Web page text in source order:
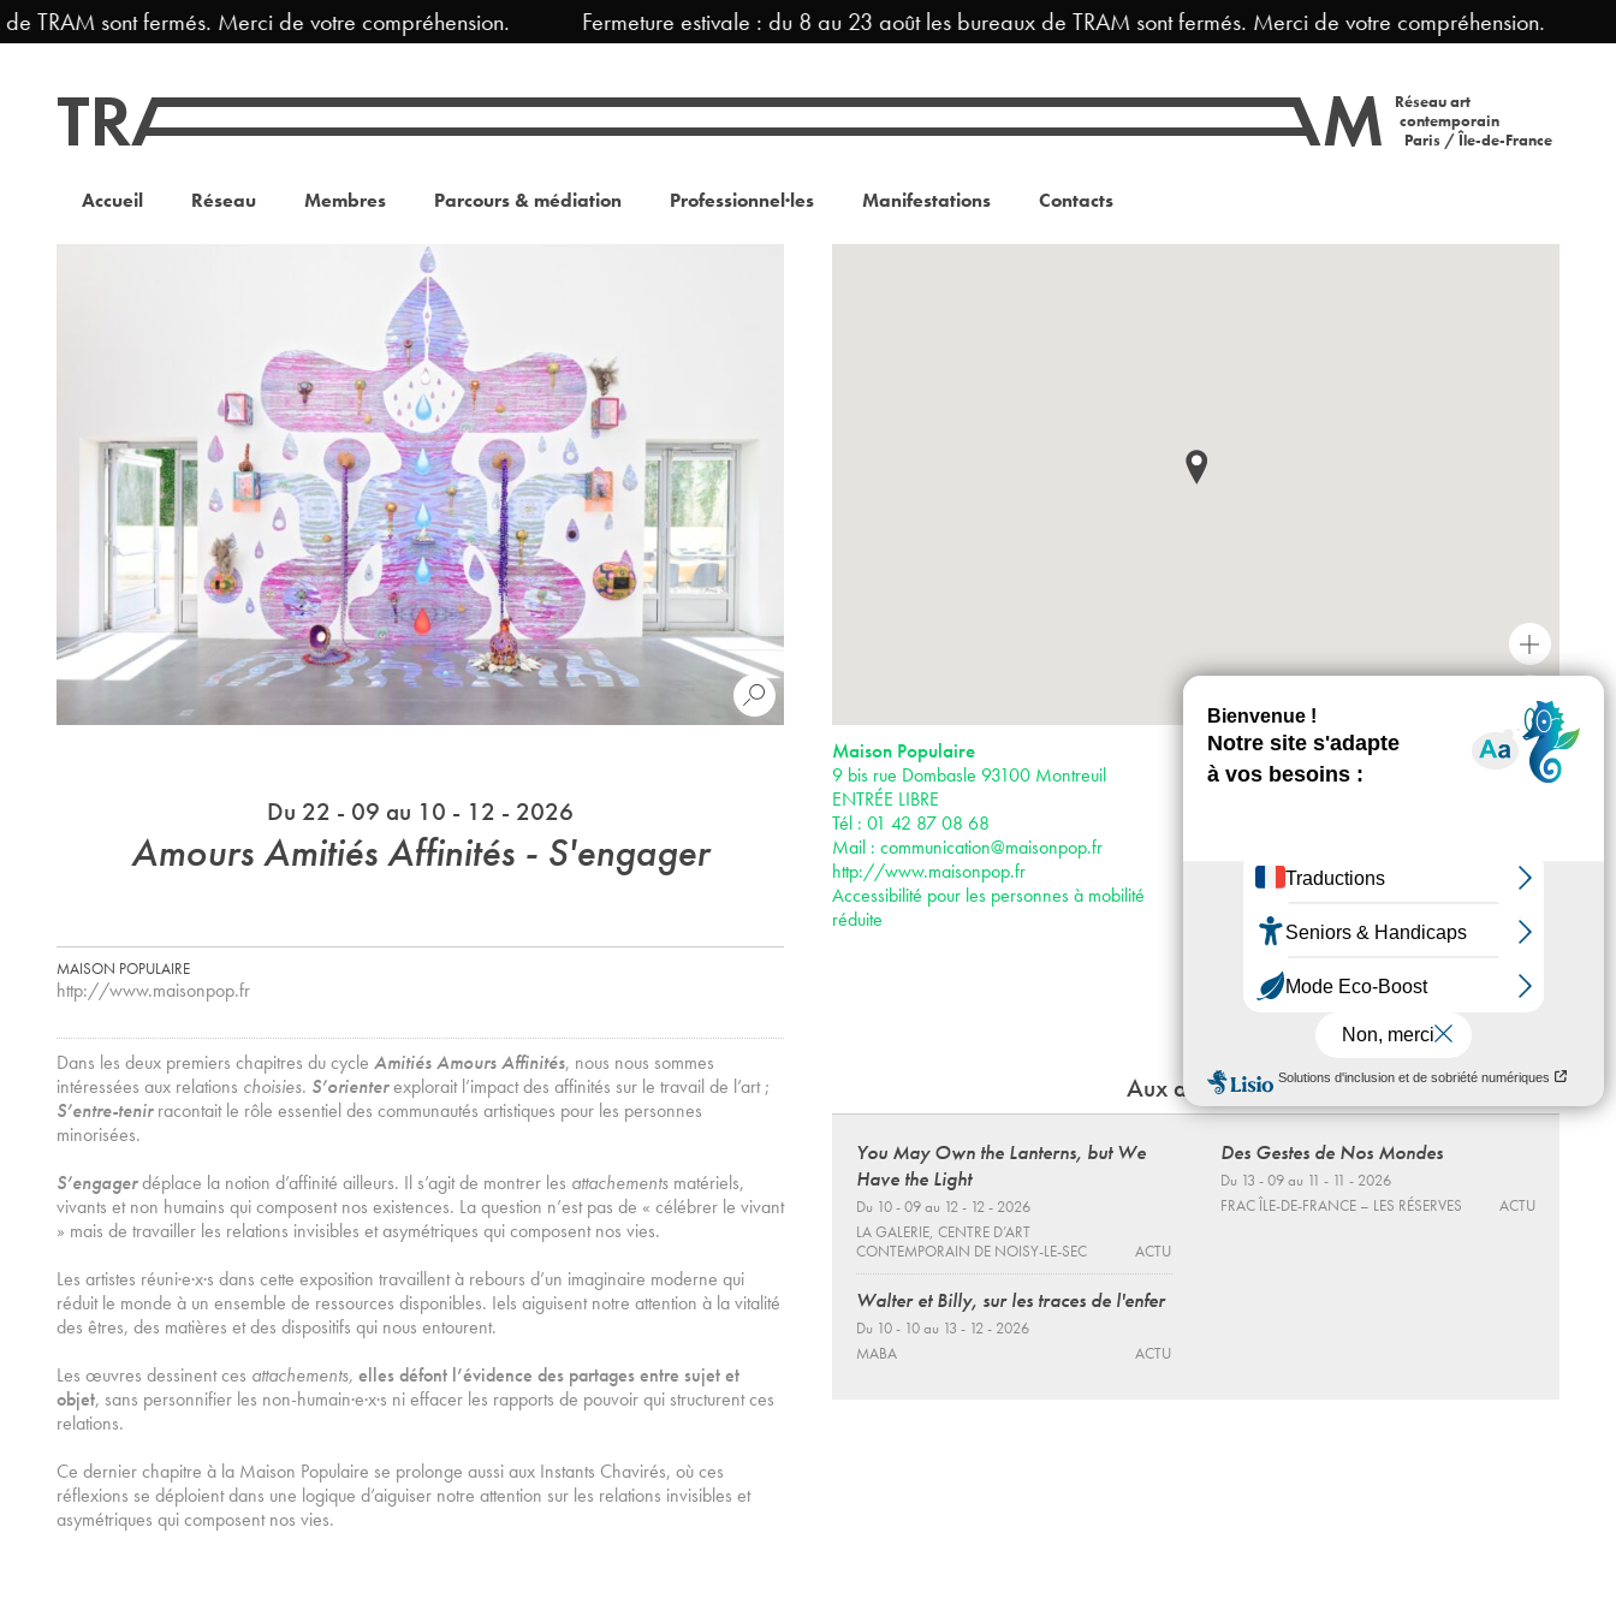
sont fermés. Merci de votre compréhension. Fermeture estivale : du 8 au 23 août les bureaux de TRAM sont fermés. Merci de votre compréhension.
Réseau art
contemporain
Paris / Île-de-France
Accueil Réseau Membres Parcours & médiation Professionnel·les Manifestations Contacts
Du 22 - 09 au 10 - 12 - 2026
Amours Amitiés Affinités - S'engager
MAISON POPULAIRE
http://www.maisonpop.fr
Dans les deux premiers chapitres du cycle Amitiés Amours Affinités, nous nous sommes
intéressées aux relations choisies. S’orienterexplorait l’impact des affinités sur le travail de l’art ;
S’entre-tenirracontait le rôle essentiel des communautés artistiques pour les personnes
minorisées.
S’engagerdéplace la notion d’affinité ailleurs. Il s’agit de montrer les attachements matériels,
vivants et non humains qui composent nos existences. La question n’est pas de « célébrer le vivant
» mais de travailler les relations invisibles et asymétriques qui composent nos vies.
Les artistes réuni·e·x·s dans cette exposition travaillent à rebours d’un imaginaire moderne qui
réduit le monde à un ensemble de ressources disponibles. Iels aiguisent notre attention à la vitalité
des êtres, des matières et des dispositifs qui nous entourent.
Les œuvres dessinent ces attachements, elles défont l’évidence des partages entre sujet et
objet, sans personnifier les non-humain·e·x·s ni effacer les rapports de pouvoir qui structurent ces
relations.
Ce dernier chapitre à la Maison Populaire se prolonge aussi aux Instants Chavirés, où ces
réflexions se déploient dans une logique d’aiguiser notre attention sur les relations invisibles et
asymétriques qui composent nos vies.
+
Maison Populaire
9 bis rue Dombasle 93100 Montreuil
ENTRÉE LIBRE
Tél : 01 42 87 08 68
Mail : communication@maisonpop.fr
http://www.maisonpop.fr
Accessibilité pour les personnes à mobilité
réduite
Horaires : Les lundis, mardis et jeudis de 10 h
à 12 h puis de 14 h à 21 h
· Métro 9
· Bus 121 et 102
· Voiture : depuis la porte de Bagnolet > A3
direction Lille > Suivre Montreuil S29 > Sortie
Montreuil Saint-Antoine > Centre ville à
gauche > puis deuxième feu à droite >
Aux alentours
You May Own the Lanterns, but We
Have the Light
Du 10 - 09 au 12 - 12 - 2026
LA GALERIE, CENTRE D’ART
CONTEMPORAIN DE NOISY-LE-SEC
ACTU
Walter et Billy, sur les traces de l'enfer
Du 10 - 10 au 13 - 12 - 2026
MABA
ACTU
Des Gestes de Nos Mondes
Du 13 - 09 au 11 - 11 - 2026
FRAC ÎLE-DE-FRANCE – LES RÉSERVES
ACTU